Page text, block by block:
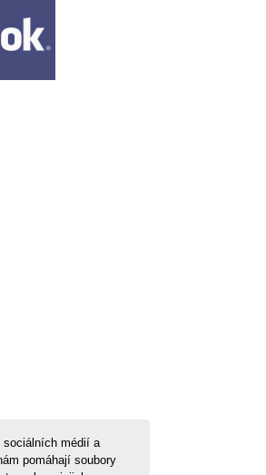
médií a
pomáhají soubory